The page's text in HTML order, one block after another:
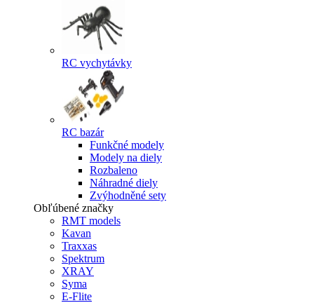
RC vychytávky
RC bazár
Funkčné modely
Modely na diely
Rozbaleno
Náhradné diely
Zvýhodněné sety
Obľúbené značky
RMT models
Kavan
Traxxas
Spektrum
XRAY
Syma
E-Flite